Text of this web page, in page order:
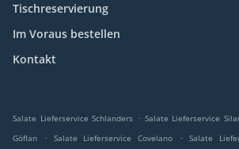
Tischreservierung
Im Voraus bestellen
Kontakt
Salate Lieferservice Schlanders . Salate Lieferservice
Göflan
. Salate Lieferservice Covelano . Salate